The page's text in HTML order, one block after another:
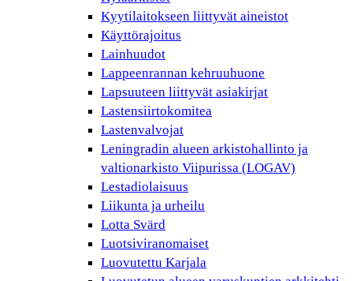
Kyytilaitokseen liittyvät aineistot
Käyttörajoitus
Lainhuudot
Lappeenrannan kehruuhuone
Lapsuuteen liittyvät asiakirjat
Lastensiirtokomitea
Lastenvalvojat
Leningradin alueen arkistohallinto ja
valtionarkisto Viipurissa (LOGAV)
Lestadiolaisuus
Liikunta ja urheilu
Lotta Svärd
Luotsiviranomaiset
Luovutettu Karjala